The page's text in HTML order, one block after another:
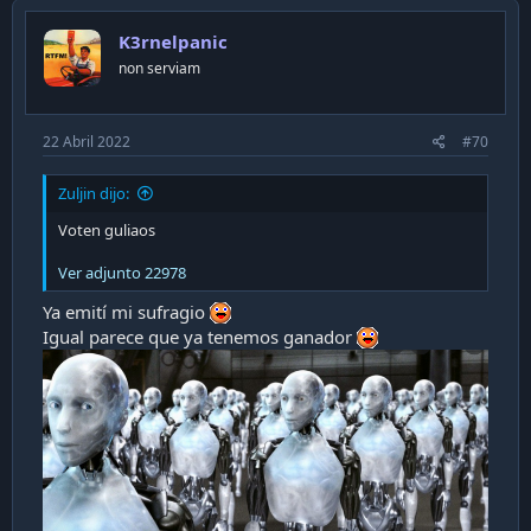
hay un hilo para cada home office participante. Si
entras a un hilo podrás ver
usuario. A la derecha del hilo inicial podrás ver un
contador de votos. Si haces click en la flechita hacia
arriba le sumarás tu voto al participante.
t
o
n
s
K3rnelpanic
non serviam
22 Abril 2022 #70
Zuljin dijo:
Voten guliaos
Ver adjunto 22978
Ya emití mi sufragio
Igual parece que ya tenemos ganador